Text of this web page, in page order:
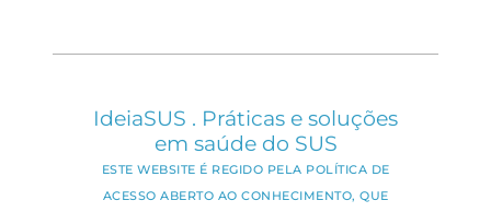
IdeiaSUS . Práticas e soluções
em saúde do SUS
ESTE WEBSITE É REGIDO PELA POLÍTICA DE
ACESSO ABERTO AO CONHECIMENTO, QUE